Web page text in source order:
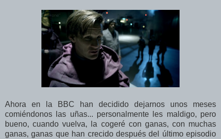
Ahora en la BBC han decidido dejarnos unos meses
comiéndonos las uñas... personalmente les maldigo, pero
bueno, cuando vuelva, la cogeré con ganas, con muchas
ganas, ganas que han crecido después del último episodio